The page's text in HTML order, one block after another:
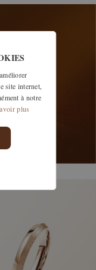
site internet,
à notre
plus